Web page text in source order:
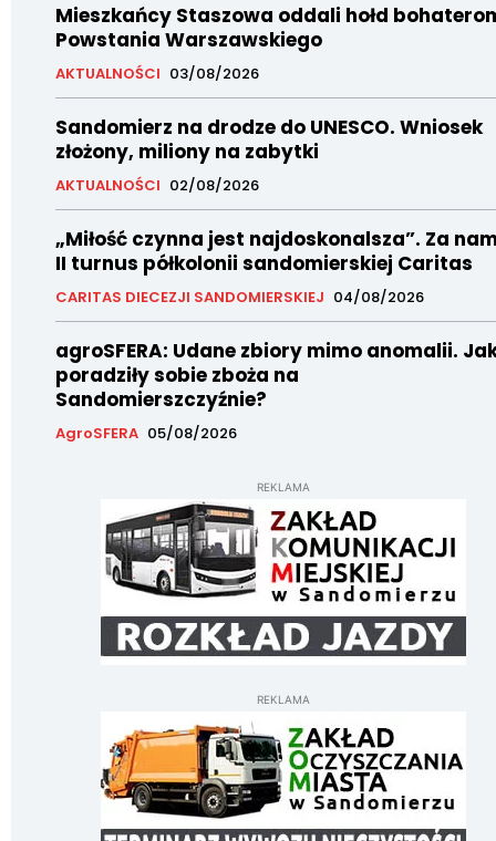
Mieszkańcy Staszowa oddali hołd
Powstania Warszawskiego
AKTUALNOŚCI 03/08/2026
Sandomierz na drodze do UNESCO. Wniosek
złożony, miliony na zabytki
AKTUALNOŚCI 02/08/2026
„Miłość czynna jest najdoskonalsza”. Za
II turnus półkolonii sandomierskiej Caritas
CARITAS DIECEZJI SANDOMIERSKIEJ 04/08/2026
agroSFERA: Udane zbiory mimo anomalii.
poradziły sobie zboża na
Sandomierszczyźnie?
AgroSFERA 05/08/2026
REKLAMA
REKLAMA